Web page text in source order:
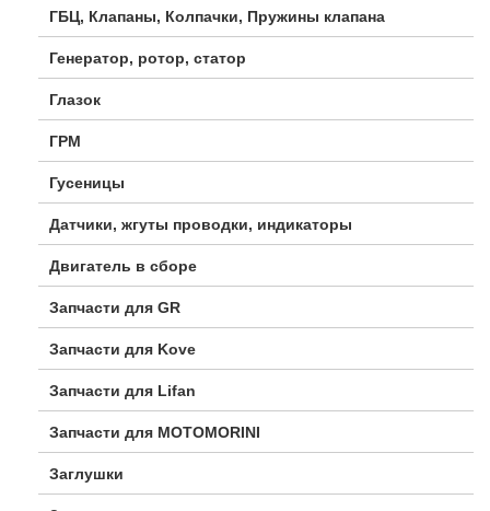
ГБЦ, Клапаны, Колпачки, Пружины клапана
Генератор, ротор, статор
Глазок
ГРМ
Гусеницы
Датчики, жгуты проводки, индикаторы
Двигатель в сборе
Запчасти для GR
Запчасти для Kove
Запчасти для Lifan
Запчасти для MOTOMORINI
Заглушки